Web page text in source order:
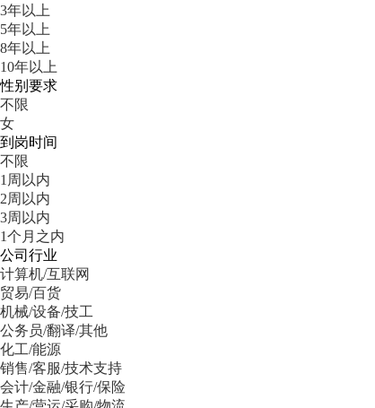
3年以上
5年以上
8年以上
10年以上
性别要求
不限
女
到岗时间
不限
1周以内
2周以内
3周以内
1个月之内
公司行业
计算机/互联网
贸易/百货
机械/设备/技工
公务员/翻译/其他
化工/能源
销售/客服/技术支持
会计/金融/银行/保险